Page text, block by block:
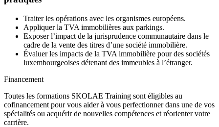
Traiter les opérations avec les organismes européens.
Appliquer la TVA immobilières aux parkings.
Exposer l’impact de la jurisprudence communautaire dans le
cadre de la vente des titres d’une société immobilière.
Évaluer les impacts de la TVA immobilière pour des sociétés
luxembourgeoises détenant des immeubles à l’étranger.
Financement
Toutes les formations SKOLAE Training sont éligibles au
cofinancement pour vous aider à vous perfectionner dans une de vos
spécialités ou acquérir de nouvelles compétences et réorienter votre
carrière.